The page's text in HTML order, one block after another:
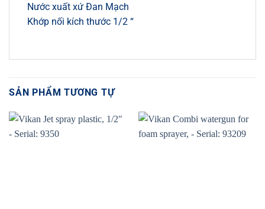
Nước xuất xứ Đan Mạch
Khớp nối kích thước 1/2 “
SẢN PHẨM TƯƠNG TỰ